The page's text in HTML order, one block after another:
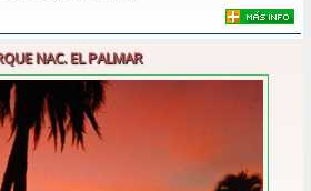
NAC. EL PALMAR